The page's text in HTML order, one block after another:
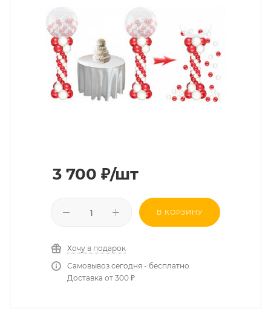
3 700 ₽/шт
В КОРЗИНУ
Хочу в подарок
Самовывоз сегодня - бесплатно
Доставка от 300 ₽